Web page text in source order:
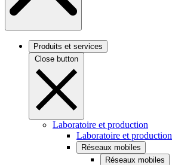
Produits et services
Close button
Laboratoire et production
Laboratoire et production
Réseaux mobiles
Réseaux mobiles